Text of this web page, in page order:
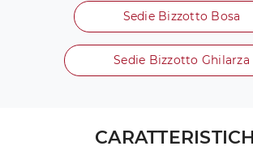
Sedie Bizzotto Bosa
Sedie Bizzotto Ghilarza